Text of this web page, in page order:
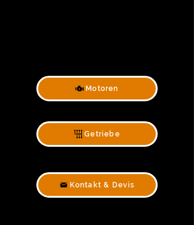
Motoren
Getriebe
Kontakt & Devis